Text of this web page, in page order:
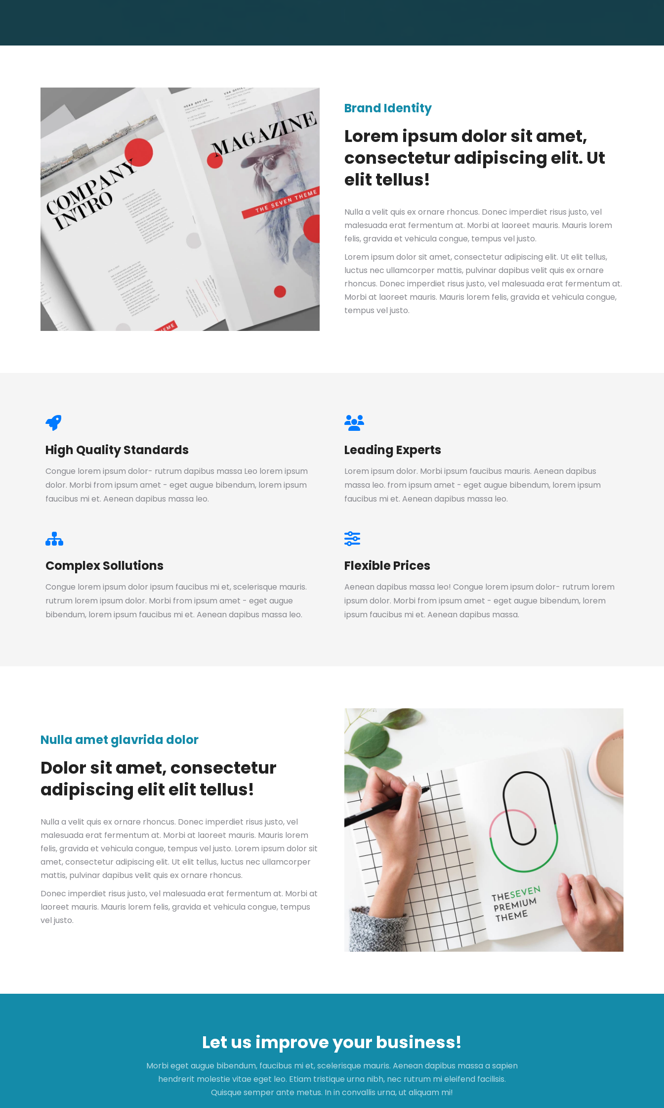
Brand Identity
Lorem ipsum dolor sit amet,
consectetur adipiscing elit. Ut
elit tellus!
Nulla a velit quis ex ornare rhoncus. Donec imperdiet risus justo, vel
malesuada erat fermentum at. Morbi at laoreet mauris. Mauris lorem
felis, gravida et vehicula congue, tempus vel justo.
Lorem ipsum dolor sit amet, consectetur adipiscing elit. Ut elit tellus,
luctus nec ullamcorper mattis, pulvinar dapibus velit quis ex ornare
rhoncus. Donec imperdiet risus justo, vel malesuada erat fermentum at.
Morbi at laoreet mauris. Mauris lorem felis, gravida et vehicula congue,
tempus vel justo.
High Quality Standards
Congue lorem ipsum dolor- rutrum dapibus massa Leo lorem ipsum
dolor. Morbi from ipsum amet - eget augue bibendum, lorem ipsum
faucibus mi et. Aenean dapibus massa leo.
Leading Experts
Lorem ipsum dolor. Morbi ipsum faucibus mauris. Aenean dapibus
massa leo. from ipsum amet - eget augue bibendum, lorem ipsum
faucibus mi et. Aenean dapibus massa leo.
Complex Sollutions
Congue lorem ipsum dolor ipsum faucibus mi et, scelerisque mauris.
rutrum lorem ipsum dolor. Morbi from ipsum amet - eget augue
bibendum, lorem ipsum faucibus mi et. Aenean dapibus massa leo.
Flexible Prices
Aenean dapibus massa leo! Congue lorem ipsum dolor- rutrum lorem
ipsum dolor. Morbi from ipsum amet - eget augue bibendum, lorem
ipsum faucibus mi et. Aenean dapibus massa.
Nulla amet glavrida dolor
Dolor sit amet, consectetur
adipiscing elit elit tellus!
Nulla a velit quis ex ornare rhoncus. Donec imperdiet risus justo, vel
malesuada erat fermentum at. Morbi at laoreet mauris. Mauris lorem
felis, gravida et vehicula congue, tempus vel justo. Lorem ipsum dolor sit
amet, consectetur adipiscing elit. Ut elit tellus, luctus nec ullamcorper
mattis, pulvinar dapibus velit quis ex ornare rhoncus.
Donec imperdiet risus justo, vel malesuada erat fermentum at. Morbi at
laoreet mauris. Mauris lorem felis, gravida et vehicula congue, tempus
vel justo.
Let us improve your business!
Morbi eget augue bibendum, faucibus mi et, scelerisque mauris. Aenean dapibus massa a sapien
hendrerit molestie vitae eget leo. Etiam tristique urna nibh, nec rutrum mi eleifend facilisis.
Quisque semper ante metus. In in convallis urna, ut aliquam mi!